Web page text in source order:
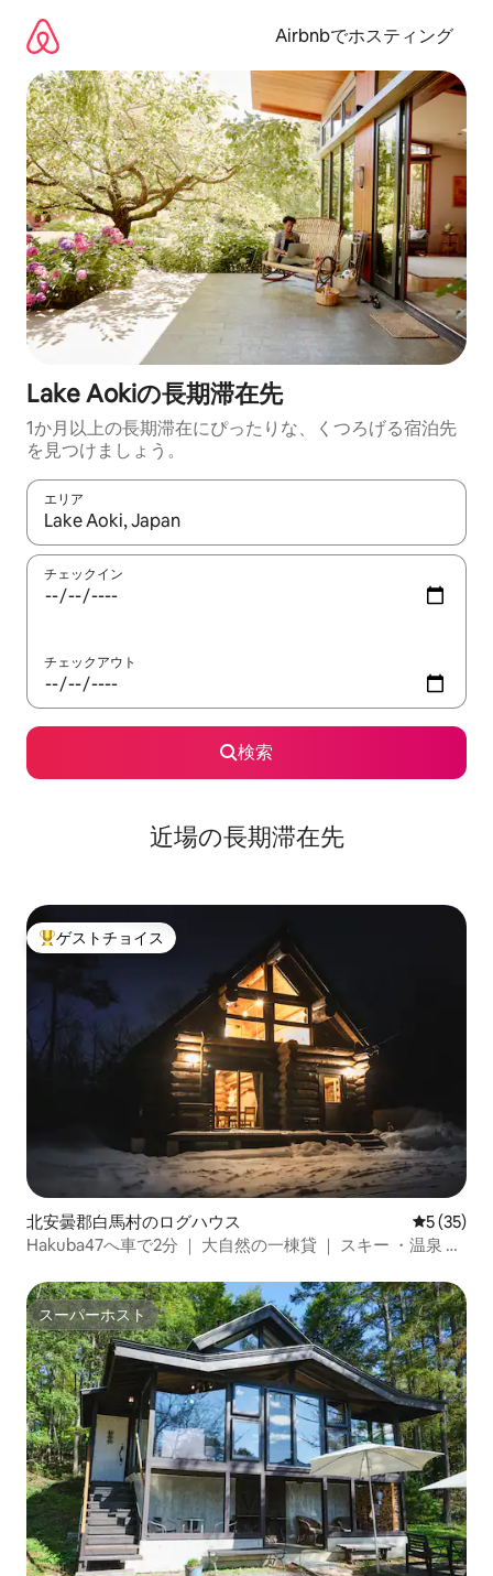
Airbnbでホスティング
Lake Aokiの長期滞在先
1か月以上の長期滞在にぴったりな、くつろげる宿泊先
を見つけましょう。
エリア
検索結果が表示されたら、上下の矢印キーを使って移動するか
チェックイン
チェックアウト
検索
近場の長期滞在先
大好評のゲストチョイスです。
ゲストチョイス
北安曇郡白馬村のログハウス レビュー
5 (35)
Hakuba47へ車で2分 ｜ 大自然の一棟貸 ｜ スキー ・温泉 ・
スーパーホスト
スーパーホスト